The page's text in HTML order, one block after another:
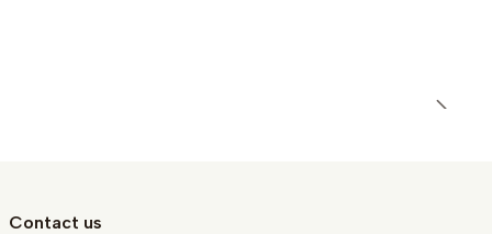
Contact us